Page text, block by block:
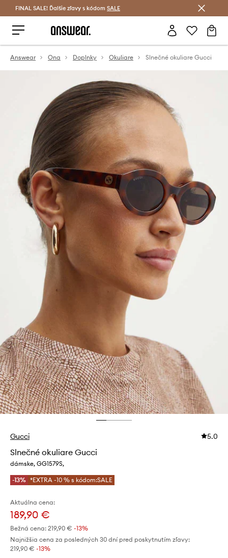
Šetrite s Answear Club >
FINAL SALE! Ďalšie zľavy s kódom SALE
Answear Ona Doplnky Okuliare Slnečné okuliare Gucci
Gucci 5.0
Slnečné okuliare Gucci
dámske, GG1579S,
-13% *EXTRA -10 % s kódom:SALE
Aktuálna cena:
189,90 €
Bežná cena: 219,90 € -13%
Najnižšia cena za posledných 30 dní pred poskytnutím zľavy:
219,90 € -13%